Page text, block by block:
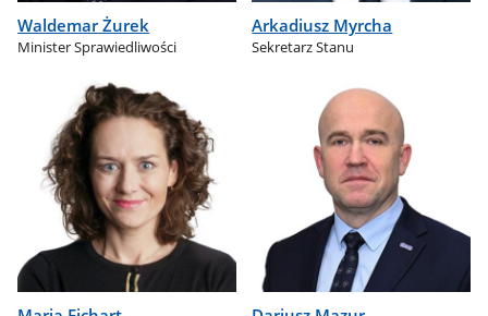
Waldemar Żurek
Minister Sprawiedliwości
Arkadiusz Myrcha
Sekretarz Stanu